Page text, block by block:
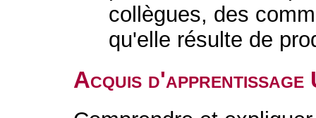
collègues, des
qu'elle résulte de
Acquis d'apprentissage